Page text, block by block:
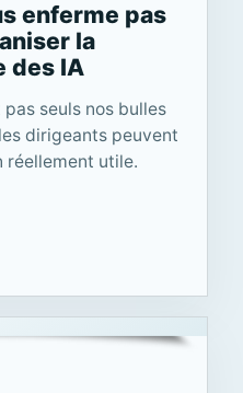
enferme pas
la
des IA
seuls nos bulles
dirigeants peuvent
réellement utile.